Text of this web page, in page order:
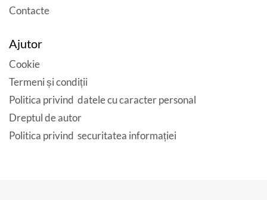
Contacte
Ajutor
Cookie
Termeni și condiții
Politica privind datele cu caracter personal
Dreptul de autor
Politica privind securitatea informației